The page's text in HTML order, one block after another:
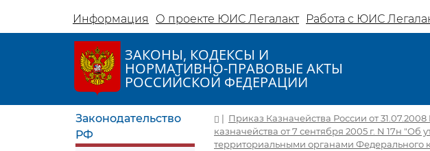
Информация О проекте ЮИС Легалакт Работа с ЮИС
ЗАКОНЫ, КОДЕКСЫ И
НОРМАТИВНО-ПРАВОВЫЕ АКТЫ
РОССИЙСКОЙ ФЕДЕРАЦИИ
Законодательство
РФ
| Приказ Казначейства России от
казначейства от 7 сентября 2005 г. N 17н
территориальными органами Федерального